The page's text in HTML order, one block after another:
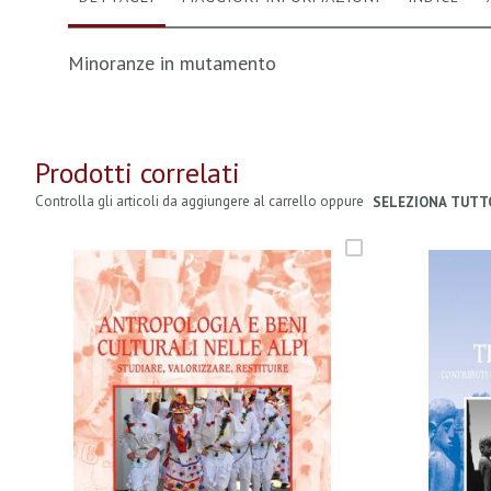
Minoranze in mutamento
Prodotti correlati
Controlla gli articoli da aggiungere al carrello oppure SELEZIONA